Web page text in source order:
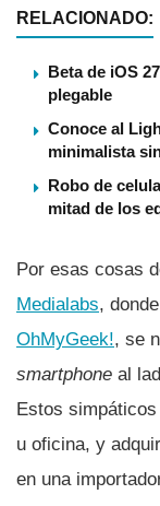
RELACIONADO:
Beta de iOS
plegable
Conoce al
minimalista
Robo de
mitad de los
Por esas cosas
Medialabs,
OhMyGeek!, se
smartphone al
Estos
u oficina, y
en una